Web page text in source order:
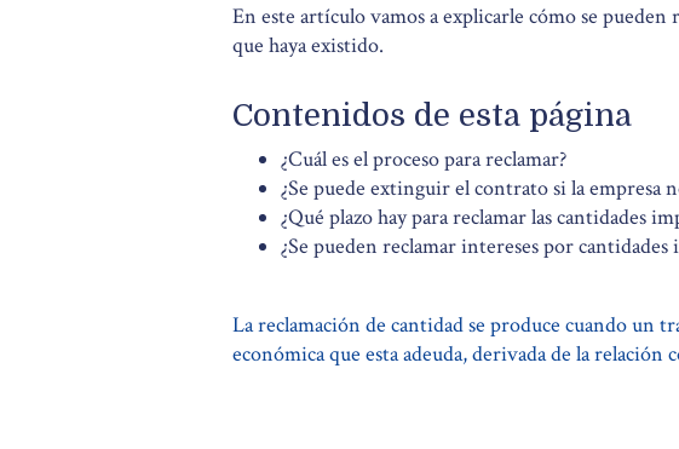
En este artículo vamos a explicarle cómo se pueden
que haya existido.
Contenidos de esta página
¿Cuál es el proceso para reclamar?
¿Se puede extinguir el contrato si la empresa
¿Qué plazo hay para reclamar las cantidades
¿Se pueden reclamar intereses por cantidades
La reclamación de cantidad se produce cuando un
económica que esta adeuda, derivada de la